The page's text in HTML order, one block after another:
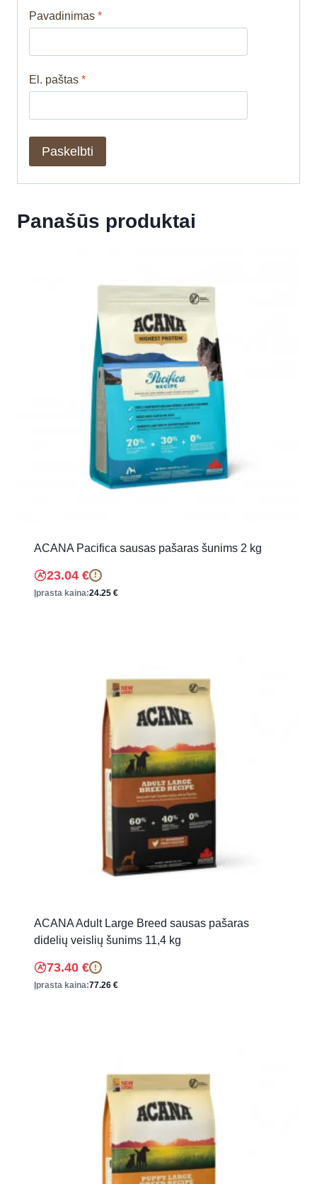
Pavadinimas *
El. paštas *
Panašūs produktai
ACANA Pacifica sausas pašaras šunims 2 kg
23.04 € !
Įprasta kaina:24.25 €
ACANA Adult Large Breed sausas pašaras
didelių veislių šunims 11,4 kg
73.40 € !
Įprasta kaina:77.26 €